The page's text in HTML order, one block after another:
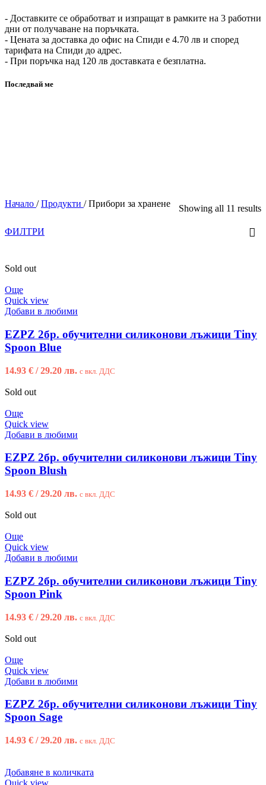
- Доставките се обработват и изпращат в рамките на 3 работни
дни от получаване на поръчката.
- Цената за доставка до офис на Спиди е 4.70 лв и според
тарифата на Спиди до адрес.
- При поръчка над 120 лв доставката е безплатна.
Последвай ме
Начало / Продукти / Прибори за хранене Showing all 11 results
ФИЛТРИ
Sold out
Още
Quick view
Добави в любими
EZPZ 2бр. обучителни силиконови лъжици Tiny
Spoon Blue
14.93 € / 29.20 лв. с вкл. ДДС
Sold out
Още
Quick view
Добави в любими
EZPZ 2бр. обучителни силиконови лъжици Tiny
Spoon Blush
14.93 € / 29.20 лв. с вкл. ДДС
Sold out
Още
Quick view
Добави в любими
EZPZ 2бр. обучителни силиконови лъжици Tiny
Spoon Pink
14.93 € / 29.20 лв. с вкл. ДДС
Sold out
Още
Quick view
Добави в любими
EZPZ 2бр. обучителни силиконови лъжици Tiny
Spoon Sage
14.93 € / 29.20 лв. с вкл. ДДС
Добавяне в количката
Quick view